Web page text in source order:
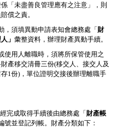
「未盡善良管理應有之注意」，則
償之責。
，須填異動申請表知會總務處「財
」 彙整資料，辦理財產異動手續。
使用人離職時，須將所保管使用之
產移交清冊三份(移交人、接交人及
1份)，單位證明交接後辦理離職手
完成取得手續後由總務處「財產帳
號並登記列帳。財產分類如下：